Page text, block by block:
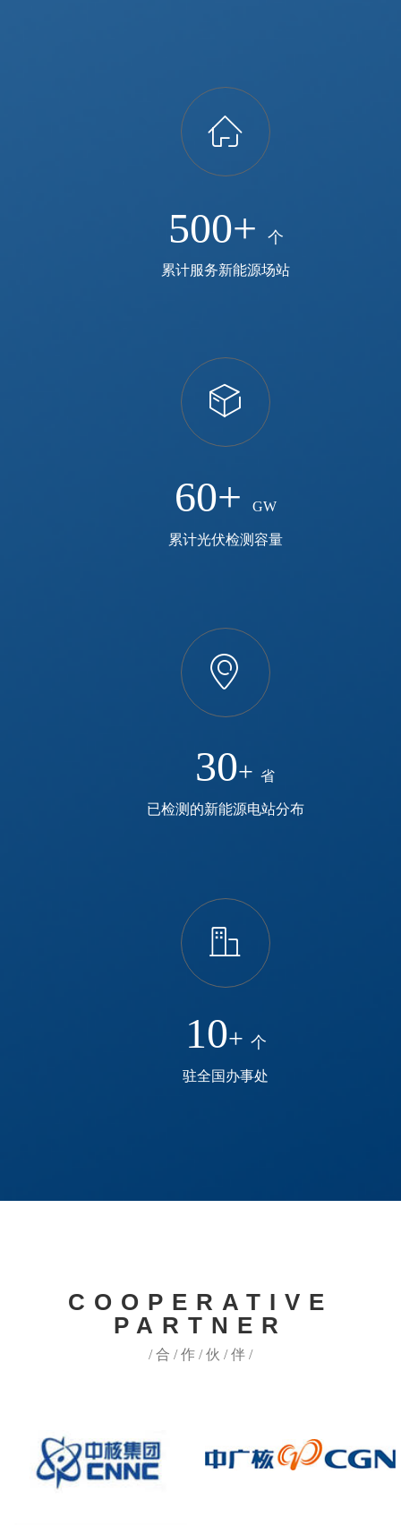
COOPERATIVE
PARTNER
/ 合 / 作 / 伙 / 伴 /
累计服务新能源场站
ꀇ
500+ 个
累计光伏检测容量
ꁦ
60+ GW
ꀷ
30+ 省
已检测的新能源电站分布
ꀶ
10+ 个
驻全国办事处